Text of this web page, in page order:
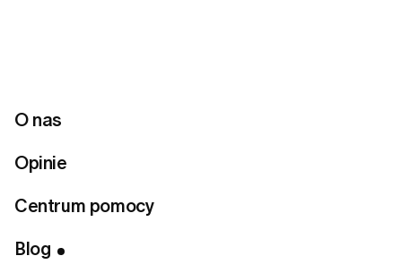
O nas
Opinie
Centrum pomocy
Blog
Wszystkie artykuły